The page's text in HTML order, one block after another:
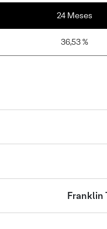
24 Meses
36,53 %
Franklin